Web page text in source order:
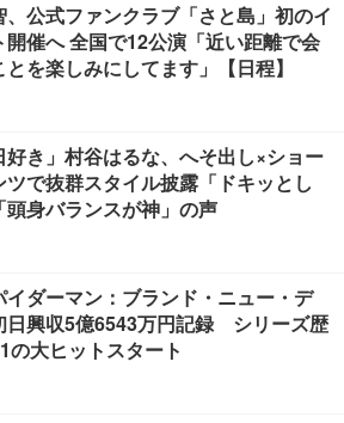
、公式ファンクラブ「さと島」初のイ
開催へ 全国で12公演「近い距離で会
とを楽しみにしてます」【日程】
好き」村谷はるな、へそ出し×ショー
ツで抜群スタイル披露「ドキッとし
頭身バランスが神」の声
イダーマン：ブランド・ニュー・デ
日興収5億6543万円記録 シリーズ歴
の大ヒットスタート